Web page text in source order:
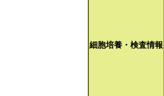
細胞培養・検査情報